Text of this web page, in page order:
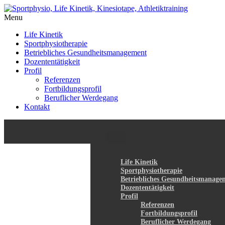
Menu
Life Kinetik
Sportphysiotherapie
Betriebliches Gesundheitsmanagement
Dozententätigkeit
Profil
Referenzen
Fortbildungsprofil
Beruflicher Werdegang
Kontakt
Life Kinetik
Sportphysiotherapie
Betriebliches
Dozententätigkeit
Profil
Referenzen
Fortbildungsprofil
Beruflicher Werdegang